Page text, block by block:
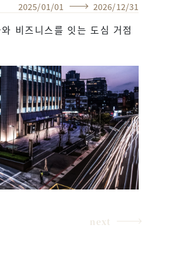
2025/01/01 2026/12/31
비즈니스를 잇는 도심 거점
next